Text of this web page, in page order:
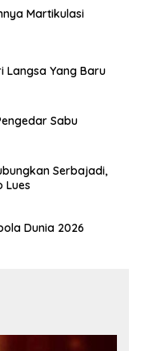
Martikulasi
Langsa Yang Baru
Sabu
Serbajadi,
Lues
Dunia 2026